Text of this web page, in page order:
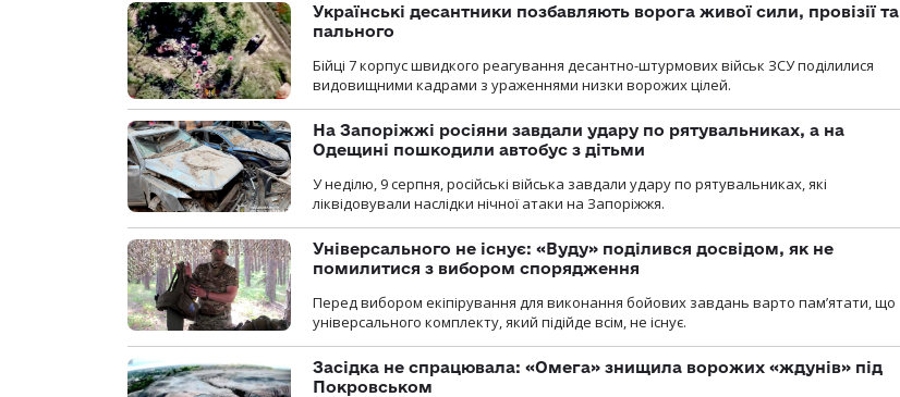
Українські десантники позбавляють ворога живої сили, провізії та
пального
Бійці 7 корпус швидкого реагування десантно-штурмових військ ЗСУ поділилися
видовищними кадрами з ураженнями низки ворожих цілей.
На Запоріжжі росіяни завдали удару по рятувальниках, а на
Одещині пошкодили автобус з дітьми
У неділю, 9 серпня, російські війська завдали удару по рятувальниках, які
ліквідовували наслідки нічної атаки на Запоріжжя.
Універсального не існує: «Вуду» поділився досвідом, як не
помилитися з вибором спорядження
Перед вибором екіпірування для виконання бойових завдань варто пам’ятати, що
універсального комплекту, який підійде всім, не існує.
Засідка не спрацювала: «Омега» знищила ворожих «ждунів» під
Покровськом